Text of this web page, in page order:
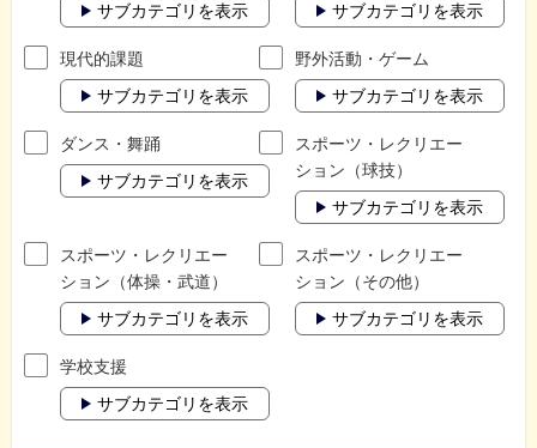
サブカテゴリを表示
サブカテゴリを表示
現代的課題
サブカテゴリを表示
野外活動・ゲーム
サブカテゴリを表示
ダンス・舞踊
サブカテゴリを表示
スポーツ・レクリエー
ション（球技）
サブカテゴリを表示
スポーツ・レクリエー
ション（体操・武道）
サブカテゴリを表示
スポーツ・レクリエー
ション（その他）
サブカテゴリを表示
学校支援
サブカテゴリを表示